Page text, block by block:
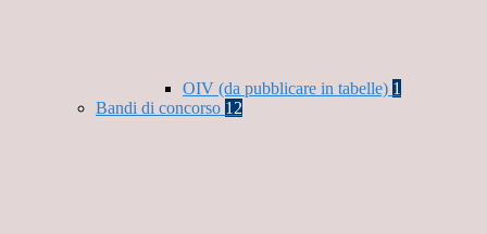
OIV (da pubblicare in tabelle) 1
Bandi di concorso 12